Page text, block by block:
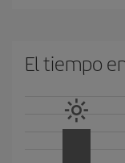
El tiempo